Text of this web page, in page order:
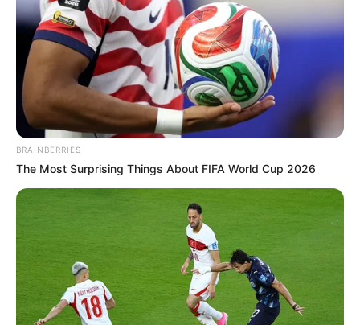
BRAINBERRIES
The Most Surprising Things About FIFA World Cup 2026